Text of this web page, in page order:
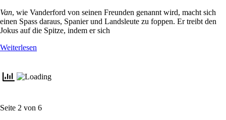
Van, wie Vanderford von seinen Freunden genannt wird, macht sich
einen Spass daraus, Spanier und Landsleute zu foppen. Er treibt den
Jokus auf die Spitze, indem er sich
Weiterlesen
Seite 2 von 6